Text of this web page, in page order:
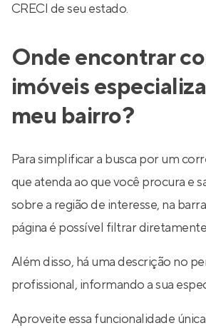
CRECI de seu estado.
Onde encontrar
imóveis
meu bairro?
Para simplificar a busca por um
que atenda ao que você procura e
sobre a região de interesse, na
página é possível filtrar
Além disso, há uma descrição no
profissional, informando a sua
Aproveite essa funcionalidade